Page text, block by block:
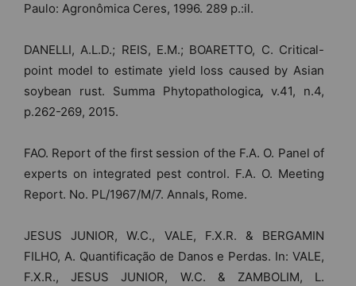
Paulo: Agronômica Ceres, 1996. 289 p.:il.
DANELLI, A.L.D.; REIS, E.M.; BOARETTO, C. Critical-
point model to estimate yield loss caused by Asian
soybean rust. Summa Phytopathologica, v.41, n.4,
p.262-269, 2015.
FAO. Report of the first session of the F.A. O. Panel of
experts on integrated pest control. F.A. O. Meeting
Report. No. PL/1967/M/7. Annals, Rome.
JESUS JUNIOR, W.C., VALE, F.X.R. & BERGAMIN
FILHO, A. Quantificação de Danos e Perdas. In: VALE,
F.X.R., JESUS JUNIOR, W.C. & ZAMBOLIM, L.